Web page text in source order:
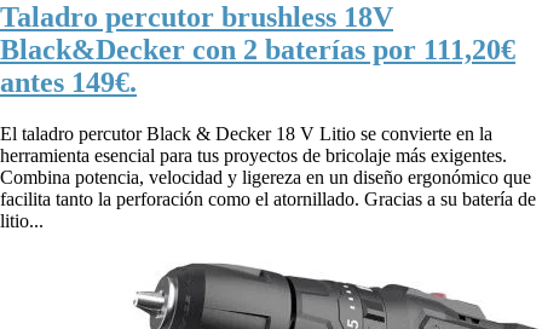
Taladro percutor brushless 18V
Black&Decker con 2 baterías por 111,20€
antes 149€.
El taladro percutor Black & Decker 18 V Litio se convierte en la
herramienta esencial para tus proyectos de bricolaje más exigentes.
Combina potencia, velocidad y ligereza en un diseño ergonómico que
facilita tanto la perforación como el atornillado. Gracias a su batería de
litio...